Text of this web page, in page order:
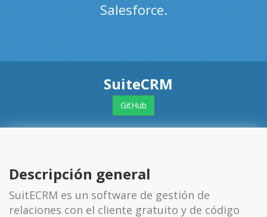
Salesforce.
SuiteCRM
GitHub
Descripción general
SuitECRM es un software de gestión de
relaciones con el cliente gratuito y de código